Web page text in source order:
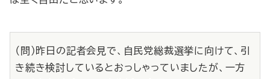
（問）昨日の記者会見で、自民党総裁選挙に向けて、引
き続き検討しているとおっしゃっていましたが、一方